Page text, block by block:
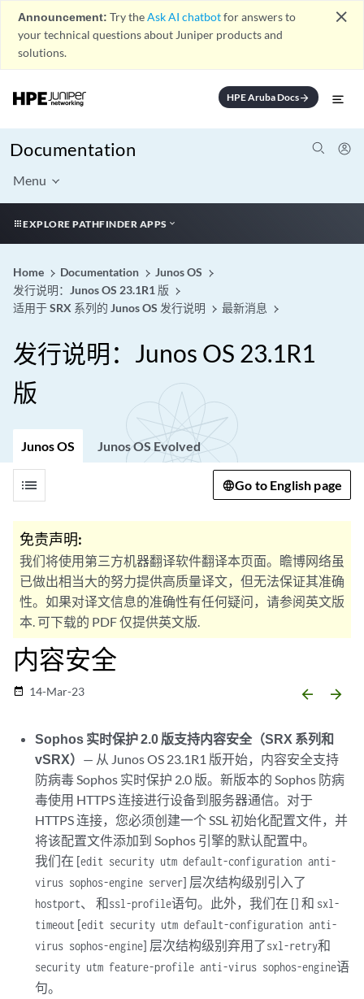
Announcement: Try theAsk AI chatbotfor answers to
your technical questions about Juniper products and
solutions.
close
HPE Aruba Docsarrow_forward
Documentation
Menu
EXPLORE PATHFINDER APPS
Home Documentation
Junos OS
发行说明：Junos OS 23.1R1 版
适用于 SRX 系列的 Junos OS 发行说明
最新消息
发行说明：Junos OS 23.1R1
版
Junos OS Junos OS Evolved
list Go to English page
免责声明:
我们将使用第三方机器翻译软件翻译本页面。瞻博网络虽
已做出相当大的努力提供高质量译文，但无法保证其准确
性。如果对译文信息的准确性有任何疑问，请参阅英文版
本. 可下载的 PDF 仅提供英文版.
内容安全
date_range 14-Mar-23 arrow_backward arrow_forward
Sophos 实时保护 2.0 版支持内容安全（SRX 系列和
vSRX） — 从 Junos OS 23.1R1 版开始，内容安全支持
防病毒 Sophos 实时保护 2.0 版。新版本的 Sophos 防病
毒使用 HTTPS 连接进行设备到服务器通信。对于
HTTPS 连接，您必须创建一个 SSL 初始化配置文件，并
将该配置文件添加到 Sophos 引擎的默认配置中。
我们在 [edit security utm default-configuration anti-
virus sophos-engine server] 层次结构级别引入了
hostport、 和ssl-profile语句。此外，我们在 [] 和 sxl-
timeout [edit security utm default-configuration anti-
virus sophos-engine] 层次结构级别弃用了sxl-retry和
security utm feature-profile anti-virus sophos-engine语
句。